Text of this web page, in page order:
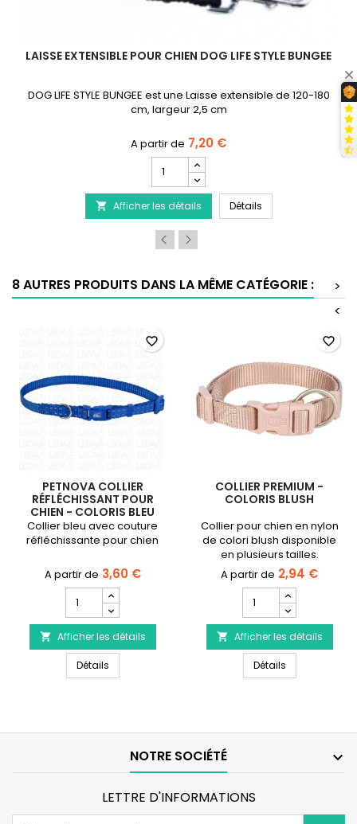
Yeux et Oreilles pour chien
LAISSE EXTENSIBLE POUR CHIEN DOG LIFE STYLE BUNGEE
DOG LIFE STYLE BUNGEE est une Laisse extensible de 120-180
cm, largeur 2,5 cm
7,20 €
quantité
du
produit
Laisse
extensible
pour
DOG
LIFE
 Afficher les détails DétailsLaisse extensible
8 AUTRES PRODUITS DANS LA MÊME CATÉGORIE :
>
<
PETNOVA COLLIER
RÉFLÉCHISSANT POUR
CHIEN - COLORIS BLEU
Collier bleu avec couture
réfléchissante pour chien
3,60 €
quantité
du
produit
PETNOVA
Collier
Réfléchissant
Coloris
 Afficher les détails
DétailsPETNOVA Collier Réfléchissant pour chien - Coloris
favorite_border
COLLIER PREMIUM -
COLORIS BLUSH
Collier pour chien en nylon
de colori blush disponible
en plusieurs tailles.
2,94 €
quantité
du
produit
Collier
Premium
-
 Afficher les détails
DétailsCollier
favorite_border
NOTRE SOCIÉTÉ 
LETTRE D'INFORMATIONS